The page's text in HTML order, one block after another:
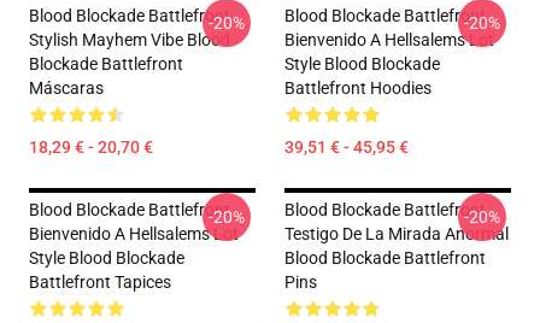
Blood Blockade Battlefront
Stylish Mayhem Vibe Blood
Blockade Battlefront
Máscaras
18,29 € - 20,70 €
-20%
Blood Blockade Battlefront
Bienvenido A Hellsalems Lot
Style Blood Blockade
Battlefront Hoodies
39,51 € - 45,95 €
-20%
Blood Blockade Battlefront
Bienvenido A Hellsalems Lot
Style Blood Blockade
Battlefront Tapices
-20%
Blood Blockade Battlefront
Testigo De La Mirada Anormal
Blood Blockade Battlefront
Pins
-20%